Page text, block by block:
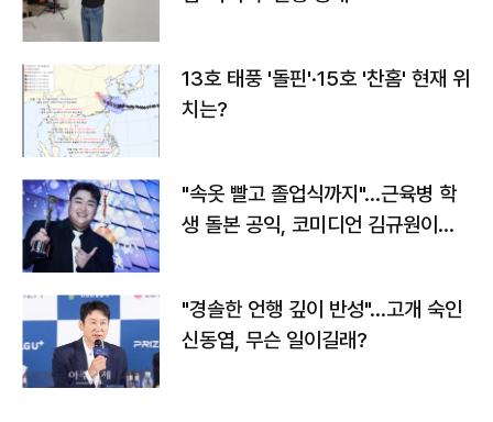
13호 태풍 '돌핀'·15호 '찬홈' 현재 위
치는?
"속옷 빨고 졸업식까지"…근육병 학
생 돌본 공익, 코미디언 김규원이었
"경솔한 언행 깊이 반성"…고개 숙인
신동엽, 무슨 일이길래?